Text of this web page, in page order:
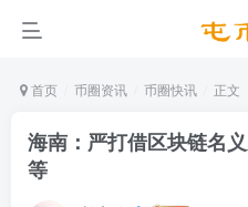
首页 币圈资讯 币圈快讯 正文
海南：严打借区块链名
等